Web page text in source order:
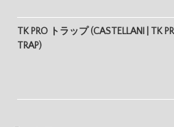
TK PRO トラップ (CASTELLANI | TK
TRAP)